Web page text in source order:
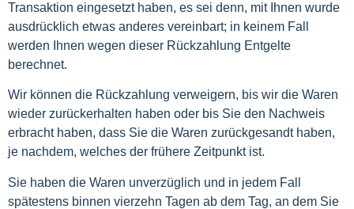
Transaktion eingesetzt haben, es sei denn, mit Ihnen wurde
ausdrücklich etwas anderes vereinbart; in keinem Fall
werden Ihnen wegen dieser Rückzahlung Entgelte
berechnet.
Wir können die Rückzahlung verweigern, bis wir die Waren
wieder zurückerhalten haben oder bis Sie den Nachweis
erbracht haben, dass Sie die Waren zurückgesandt haben,
je nachdem, welches der frühere Zeitpunkt ist.
Sie haben die Waren unverzüglich und in jedem Fall
spätestens binnen vierzehn Tagen ab dem Tag, an dem Sie